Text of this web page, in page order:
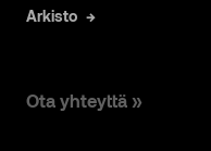
Arkisto
Ota yhteyttä »